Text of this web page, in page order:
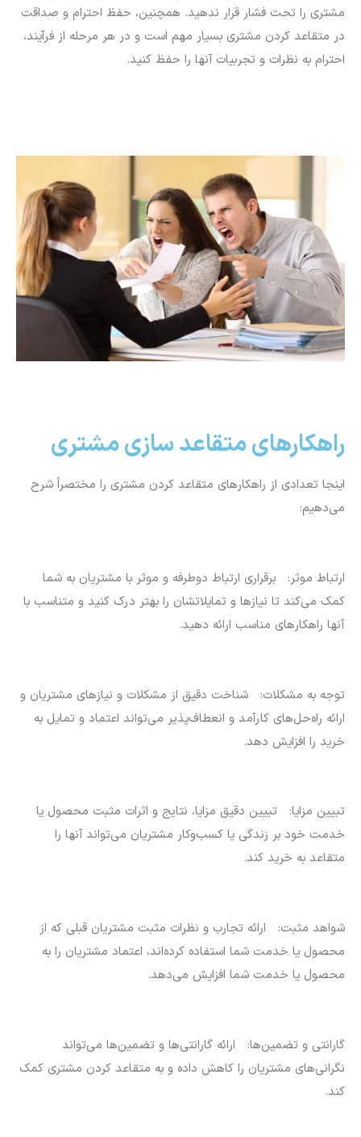
مشتری را تحت فشار قرار ندهید. همچنین، حفظ احترام و صداقت
در متقاعد کردن مشتری بسیار مهم است و در هر مرحله از فرآیند،
احترام به نظرات و تجربیات آنها را حفظ کنید.
راهکارهای متقاعد سازی مشتری
اینجا تعدادی از راهکارهای متقاعد کردن مشتری را مختصراً شرح
می‌دهیم:
ارتباط موثر: برقراری ارتباط دوطرفه و موثر با مشتریان به شما
کمک می‌کند تا نیازها و تمایلاتشان را بهتر درک کنید و متناسب با
آنها راهکارهای مناسب ارائه دهید.
توجه به مشکلات: شناخت دقیق از مشکلات و نیازهای مشتریان و
ارائه راه‌حل‌های کارآمد و انعطاف‌پذیر می‌تواند اعتماد و تمایل به
خرید را افزایش دهد.
تبیین مزایا: تبیین دقیق مزایا، نتایج و اثرات مثبت محصول یا
خدمت خود بر زندگی یا کسب‌وکار مشتریان می‌تواند آنها را
متقاعد به خرید کند.
شواهد مثبت: ارائه تجارب و نظرات مثبت مشتریان قبلی که از
محصول یا خدمت شما استفاده کرده‌اند، اعتماد مشتریان را به
محصول یا خدمت شما افزایش می‌دهد.
گارانتی و تضمین‌ها: ارائه گارانتی‌ها و تضمین‌ها می‌تواند
نگرانی‌های مشتریان را کاهش داده و به متقاعد کردن مشتری کمک
کند.